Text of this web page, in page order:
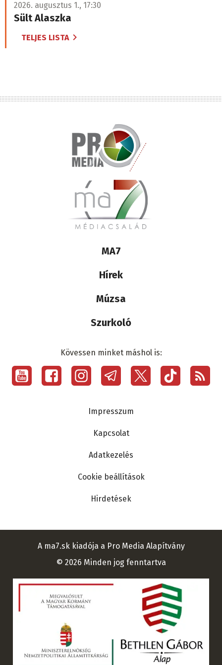
2026. augusztus 1., 17:30
Sült Alaszka
TELJES LISTA
Lábléc
médiacsalád
MA7
Hírek
Múzsa
Szurkoló
Social
menu
Kövessen minket máshol is:
Impresszum
Kapcsolat
Adatkezelés
Cookie beállítások
Hirdetések
A ma7.sk kiadója a Pro Media Alapítvány
© 2026 Minden jog fenntartva